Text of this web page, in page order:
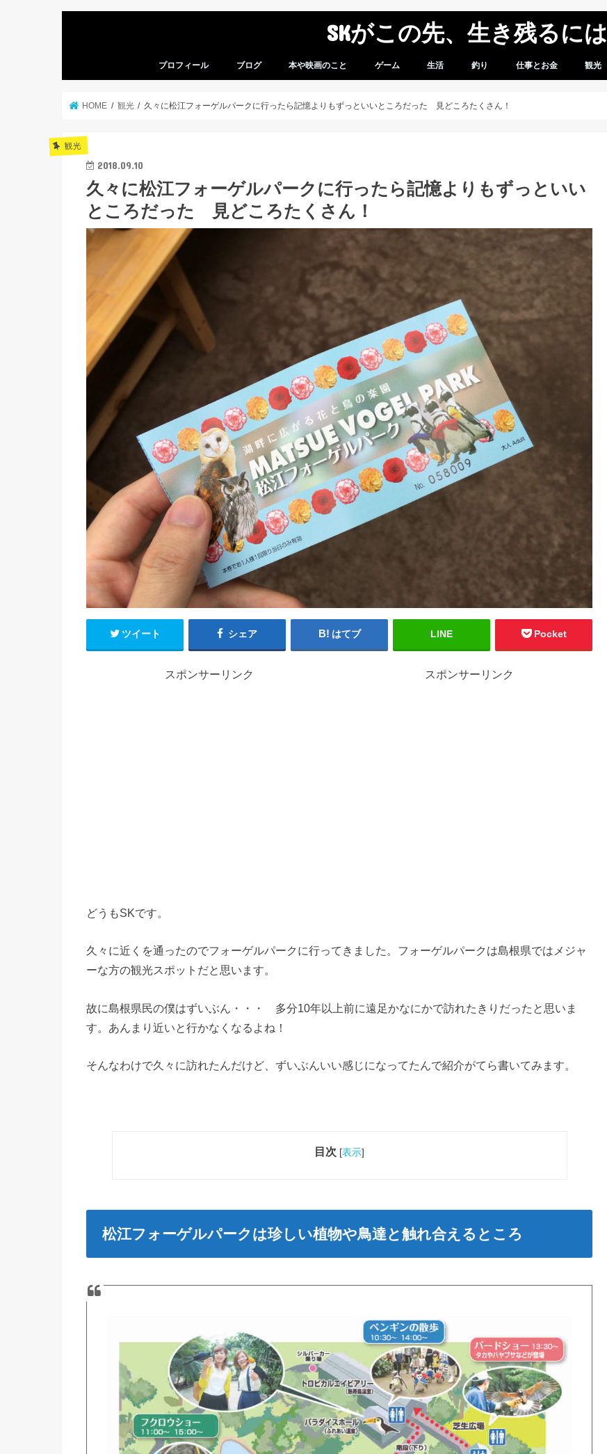
SKがこの先、生き残るには
プロフィール ブログ 本や映画のこと ゲーム 生活 釣り 仕事とお金 観光
HOME 観光 久々に松江フォーゲルパークに行ったら記憶よりもずっといいところだった 見どころたくさん！
観光
2018.09.10
久々に松江フォーゲルパークに行ったら記憶よりもずっといい
ところだった 見どころたくさん！
ツイート シェア はてブ LINE Pocket
スポンサーリンク スポンサーリンク
どうもSKです。
久々に近くを通ったのでフォーゲルパークに行ってきました。フォーゲルパークは島根県ではメジャ
ーな方の観光スポットだと思います。
故に島根県民の僕はずいぶん・・・ 多分10年以上前に遠足かなにかで訪れたきりだったと思いま
す。あんまり近いと行かなくなるよね！
そんなわけで久々に訪れたんだけど、ずいぶんいい感じになってたんで紹介がてら書いてみます。
目次 [表示]
松江フォーゲルパークは珍しい植物や鳥達と触れ合えるところ